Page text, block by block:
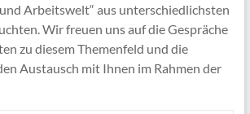
und Arbeitswelt“ aus unterschiedlichsten
Wir freuen uns auf die Gespräche
zu diesem Themenfeld und die
Austausch mit Ihnen im Rahmen der